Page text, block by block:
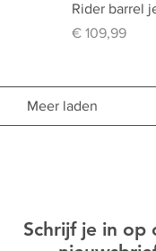
Rider barrel
Prijs
€ 109,99
Meer laden
Schrijf je in op